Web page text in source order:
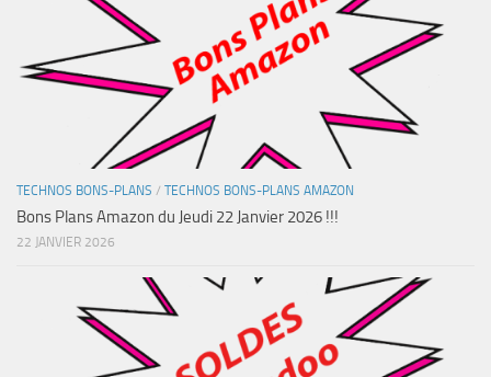
TECHNOS BONS-PLANS / TECHNOS BONS-PLANS AMAZON
Bons Plans Amazon du Jeudi 22 Janvier 2026 !!!
22 JANVIER 2026